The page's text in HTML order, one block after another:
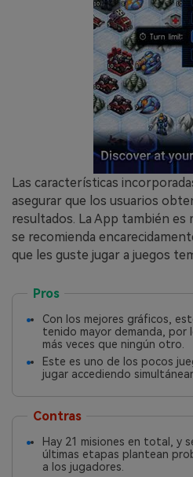
Las características
asegurar que los usuarios
resultados. La App también es
se recomienda
que les guste jugar a juegos
Pros
Con los mejores gráficos,
tenido mayor demanda, por
más veces que ningún otro.
Este es uno de los pocos
jugar accediendo
Contras
Hay 21 misiones en total, y
últimas etapas plantean
a los jugadores.